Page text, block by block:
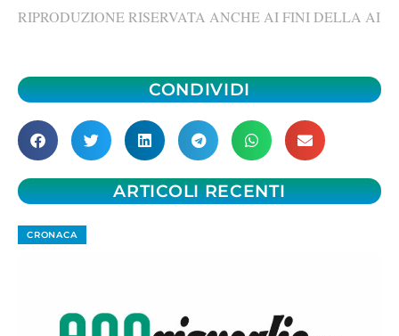
RIPRODUZIONE RISERVATA ANCHE AI FINI DELLA AI
CONDIVIDI
ARTICOLI RECENTI
CRONACA